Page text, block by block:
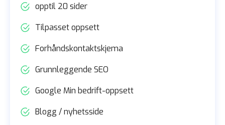
opptil 20 sider
Tilpasset oppsett
Forhåndskontaktskjema
Grunnleggende SEO
Google Min bedrift-oppsett
Blogg / nyhetsside